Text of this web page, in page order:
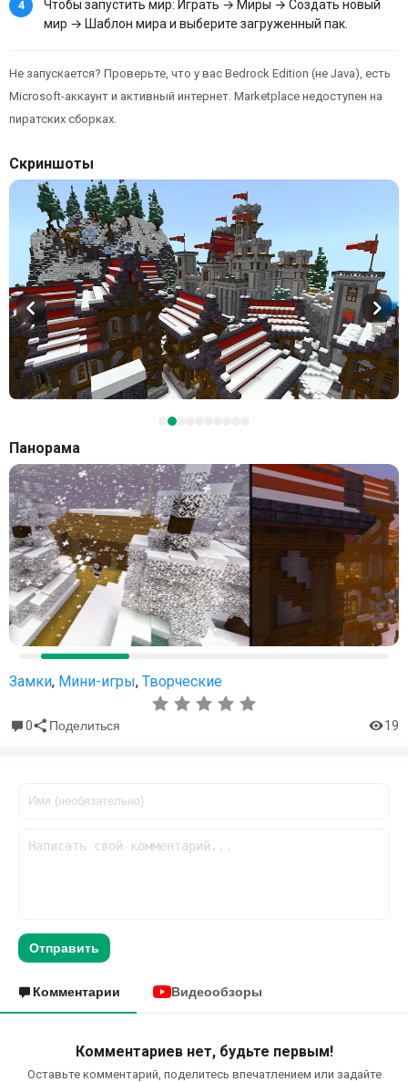
Чтобы запустить мир: Играть → Миры → Создать новый
мир → Шаблон мира и выберите загруженный пак.
Не запускается? Проверьте, что у вас Bedrock Edition (не Java), есть
Microsoft-аккаунт и активный интернет. Marketplace недоступен на
пиратских сборках.
Скриншоты
Панорама
Замки, Мини-игры, Творческие
0 Поделиться 19
Отправить
Комментарии Видеообзоры
Комментариев нет, будьте первым!
Оставьте комментарий, поделитесь впечатлением или задайте